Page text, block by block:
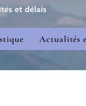
Actualités
et délais